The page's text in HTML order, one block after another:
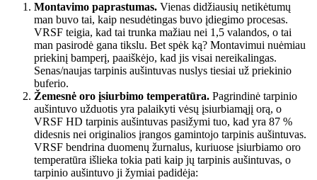
Montavimo paprastumas. Vienas didžiausių netikėtumų
man buvo tai, kaip nesudėtingas buvo įdiegimo procesas.
VRSF teigia, kad tai trunka mažiau nei 1,5 valandos, o tai
man pasirodė gana tikslu. Bet spėk ką? Montavimui nuėmiau
priekinį bamperį, paaiškėjo, kad jis visai nereikalingas.
Senas/naujas tarpinis aušintuvas nuslys tiesiai už priekinio
buferio.
Žemesnė oro įsiurbimo temperatūra. Pagrindinė tarpinio
aušintuvo užduotis yra palaikyti vėsų įsiurbiamąjį orą, o
VRSF HD tarpinis aušintuvas pasižymi tuo, kad yra 87 %
didesnis nei originalios įrangos gamintojo tarpinis aušintuvas.
VRSF bendrina duomenų žurnalus, kuriuose įsiurbiamo oro
temperatūra išlieka tokia pati kaip jų tarpinis aušintuvas, o
tarpinio aušintuvo ji žymiai padidėja: